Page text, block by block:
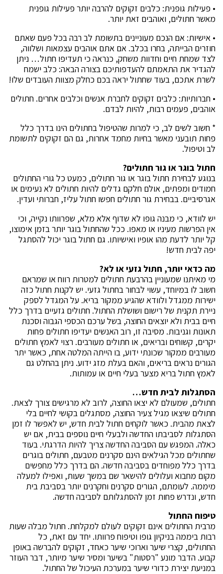
• פעילות גופנית: כלבים זקוקים להרבה יותר פעילות גופנית
מאשר חתולים, ואוהבים זאת יותר.
• אישיות: אם הנכם מעוניינים בתשומת לב רבה בכל פעם שאתם
חוזרים הבייתה, בחרו בכלב. אם אתם אוהבים עצמאות ושלווה,
לצד שמחת חיים וחדוות משחק, כנראה כי תעדיפו חתול… ניתן
להגדיר את התאמתם להעדפותיכם בצורה הבאה: כלב ישמח
לשרת אתכם, בעוד שחתול יראה בכם כחלק מצוות העובדים שלו!
• חברותיות: כלבים זקוקים לחברת אנשים וכלבים אחרים. חתולים
אוהבים, פעמים רבות, להיות לבדם.
* חשוב לשים לב, כי למרות שהטיפול בחתולים הינו בדרך כלל
פחות תובעני מאשר בחיות מחמד אחרות, גם הם זקוקים לתשומת
לב וטיפול.
חתול בוגר או גור חתולים?
בנוגע לבחירת חתול בוגר או גור חתולים, כמעט כל גורי החתולים
חמודים ומפתים, אולם חלקם גדלים להיות חתולים לא נעימים או
אגרסיביים. בבחירת גור חתולים חפשו חתול עליז, חברותי ועדין.
יש לוודא, כי מבנה גופו לא שדוף אלא מלא, שפרוותו נקייה, וכי
אין הפרשות מעיניו או מאפו. ככל שהחתול בוגר יותר בזמן אימוצו,
קל יותר לדעת מהו אופיו ואישיותו. גם חתול בוגר יכול להסתגל
יפה לבית חדש!
מה כדאי יותר, חתול גזעי או לא?
מי מאיתנו שמעוניין בהרבעת חתולים למטרות רווח או שמראם
חשוב לו במיוחד, עשוי לבחור בחתול גזעי. יש לקנות חתול כזה
ישירות ממגדל ולוודא שהגיע ממקור בריא. על המגדל לספק
ניירת תקנית של רישום ושושלת החתול. חתולים גזעיים בדרך כלל
חיים בבית ולא יוצאים החוצה, בשל ערכם הכספי הגבוה וסכנת
תאונות וגניבות. מסיבה זו, רוב האנשים יעדיפו חתולים פחות
יקרים, קשוחים ובריאים, או חתולים מעורבים. רצוי לאמץ חתולים
מעורבים ממקור שכונתי ידוע, בו הייתה המלטה אחת, כאשר יתר
הגורים נראים בריאים, והאם בעלת מזג ידוע. ניתן בהחלט גם
לאמץ חתול בריא מצער בעלי חיים או עמותות.
הסתגלות לבית חדש…
חתולים, שמעולם לא יצאו החוצה, לרוב לא מרגישים צורך לצאת.
חתולים שיצאו מגיל צעיר החוצה, מסתגלים בקושי לחיים בלי
לצאת מהבית. כאשר לוקחים חתול לבית חדש, יש לאפשר לו זמן
הסתגלות לסביבתו החדשה ולבעלי חיים נוספים בבית, אם יש
כאלה. המפגש עם הסביבה החדשה צריך להיות הדרגתי. בעוד
שחתולים מכל הגילאים הינם סקרנים מטבעם, חתולים בוגרים
בדרך כלל מפוחדים בסביבה חדשה. הם בדרך כלל מחפשים
מקום מחבוא ועלולים להישאר שם במשך שעות, ואפילו למעלה
מיממה. לעומתם, הגורים סקרנים וחקרנים יותר בסביבת בית
חדש, ונדרש פחות זמן להסתגלותם לסביבה חדשה.
טיפוח החתול
מרבית החתולים אינם זקוקים לעולם למקלחת. חתול מבלה שעות
רבות ביממה בניקיון גופו וטיפוח פרוותו. יחד עם זאת, כל
החתולים, קצרי שיער וארוכי שיער כאחד, זקוקים להברשה באופן
קבוע. הדבר מונע "רסטות" בשיער ומסיר שיער מיותר, דבר העוזר
במניעת יצירת כדורי שיער במערכת העיכול של החתול.